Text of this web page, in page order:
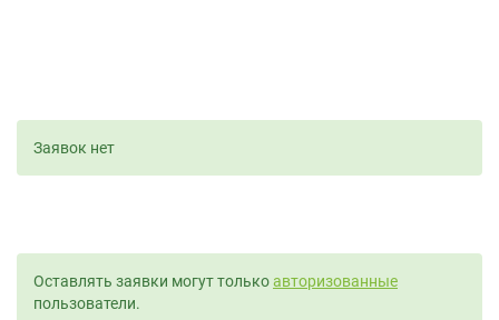
Заявок нет
Оставлять заявки могут толькоавторизованные
пользователи.